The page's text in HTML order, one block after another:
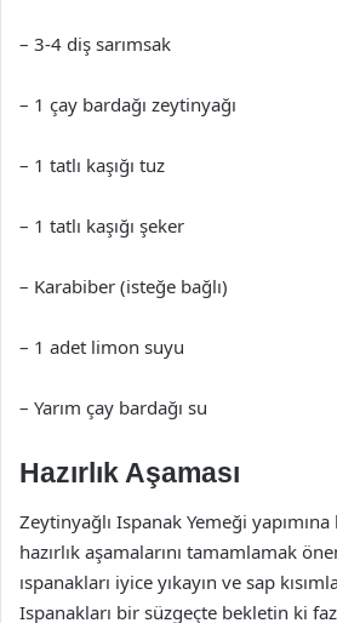
– 3-4 diş sarımsak
– 1 çay bardağı zeytinyağı
– 1 tatlı kaşığı tuz
– 1 tatlı kaşığı şeker
– Karabiber (isteğe bağlı)
– 1 adet limon suyu
– Yarım çay bardağı su
Hazırlık Aşaması
Zeytinyağlı Ispanak Yemeği
hazırlık aşamalarını tamamlamak
ıspanakları iyice yıkayın ve sap
Ispanakları bir süzgeçte bekletin ki